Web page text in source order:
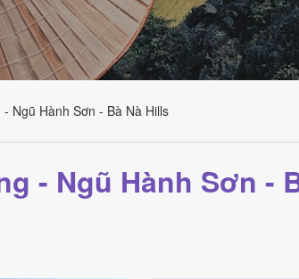
Ngũ Hành Sơn - Bà Nà Hills
- Ngũ Hành Sơn -